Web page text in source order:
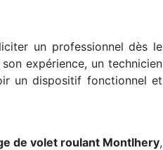
un professionnel dès le
expérience, un technicien
un dispositif fonctionnel et
de volet roulant Montlhery,